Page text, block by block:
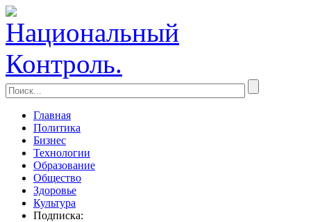
Главная
Политика
Бизнес
Технологии
Образование
Общество
Здоровье
Культура
Подписка: